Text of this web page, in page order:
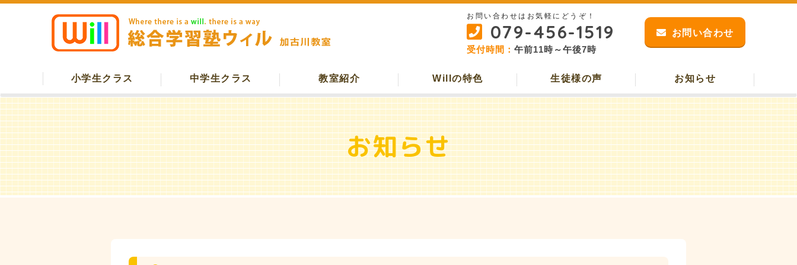
お問い合わせはお気軽にどうぞ！
079-456-1519
受付時間： 午前11時～午後7時
お問い合わせ
小学生クラス 中学生クラス 教室紹介 Willの特色 生徒様の声 お知らせ
お知らせ